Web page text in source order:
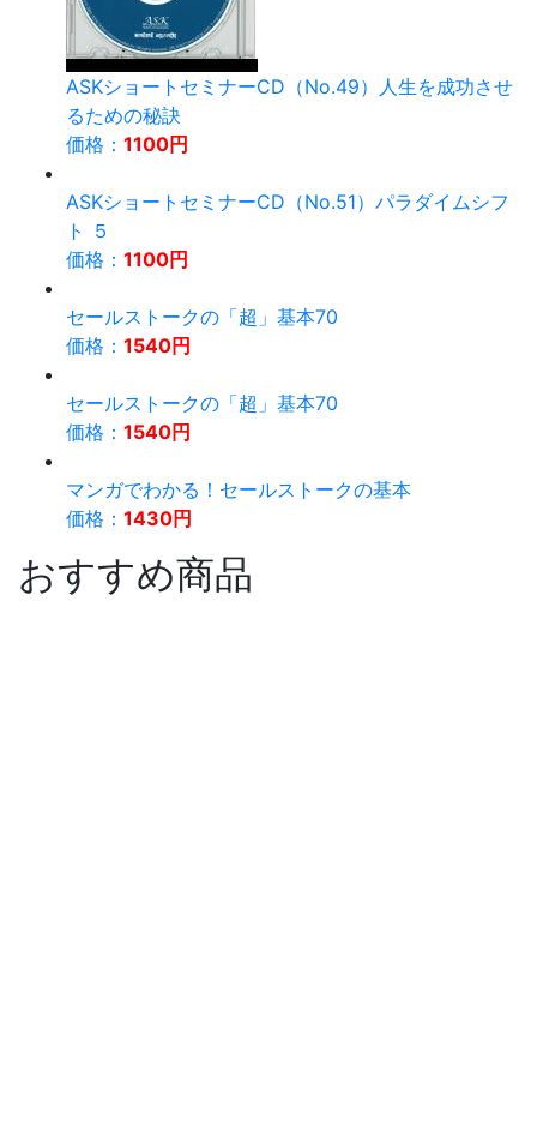
ASKショートセミナーCD（No.49）人生を成功させ
るための秘訣
価格： 1100円
ASKショートセミナーCD（No.51）パラダイムシフ
ト ５
価格： 1100円
セールストークの「超」基本70
価格： 1540円
セールストークの「超」基本70
価格： 1540円
マンガでわかる！セールストークの基本
価格： 1430円
おすすめ商品